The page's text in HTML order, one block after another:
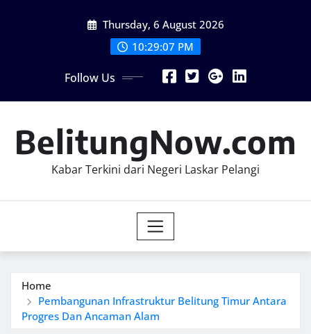
Thursday, 6 August 2026
10:29:08 PM
Follow Us
BelitungNow.com
Kabar Terkini dari Negeri Laskar Pelangi
Home
Pembangunan Infrastruktur Belitung Timur Antara
Progres Dan Ancaman Alam